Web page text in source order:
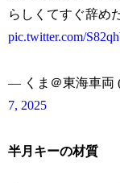
らしくてすぐ辞め
pic.twitter.com/
— くま＠東海車両
7, 2025
半月キーの材質